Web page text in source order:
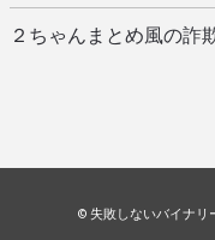
２ちゃんまとめ風の詐
© 失敗しないバイナリ